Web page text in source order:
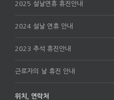
2025 설날연휴 휴진안내
2024 설날 연휴 안내
2023 추석 휴진안내
근로자의 날 휴진 안내
위치, 연락처